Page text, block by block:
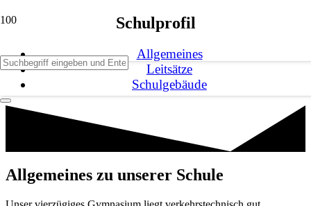
Schulprofil
Allgemeines
Leitsätze
Schulgebäude
Allgemeines zu unserer Schule